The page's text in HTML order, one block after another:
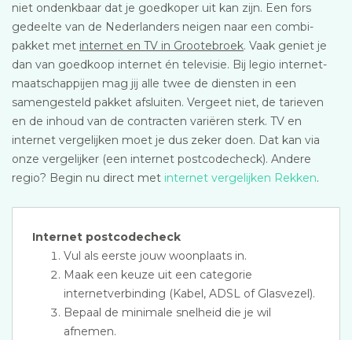
niet ondenkbaar dat je goedkoper uit kan zijn. Een fors
gedeelte van de Nederlanders neigen naar een combi-
pakket met internet en TV in Grootebroek. Vaak geniet je
dan van goedkoop internet én televisie. Bij legio internet-
maatschappijen mag jij alle twee de diensten in een
samengesteld pakket afsluiten. Vergeet niet, de tarieven
en de inhoud van de contracten variëren sterk. TV en
internet vergelijken moet je dus zeker doen. Dat kan via
onze vergelijker (een internet postcodecheck). Andere
regio? Begin nu direct met internet vergelijken Rekken.
Internet postcodecheck
Vul als eerste jouw woonplaats in.
Maak een keuze uit een categorie
internetverbinding (Kabel, ADSL of Glasvezel).
Bepaal de minimale snelheid die je wil
afnemen.